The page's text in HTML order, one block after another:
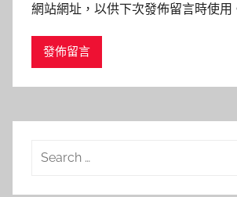
網站網址，以供下次發佈留言時使用
Search